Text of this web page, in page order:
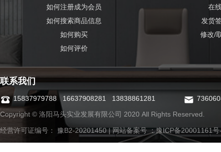
如何注册成为会员
如何搜索商品信息
如何购买
如何评价
在
发货
修改/
联系我们
15837979788 16637908281 13838861281
Copyright © 洛阳马头实业发展有限公司 2020 All Rights Reserved.
经营许可证编号： 豫B2-20201450 | 网站备案号 ：豫ICP备20001161号